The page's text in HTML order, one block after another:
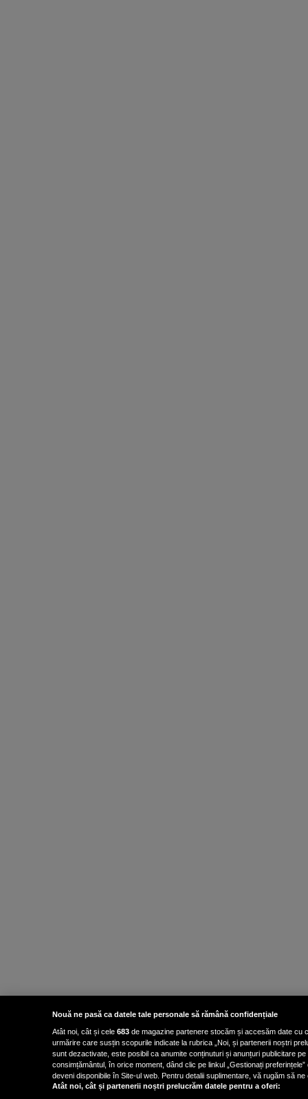
Nouă ne pasă ca datele tale personale să rămână confidențiale
Atât noi, cât și cele 683 de magazine partenere stocăm și accesăm date cu
urmărire care susțin scopurile indicate la rubrica „Noi, și partenerii noștri
sunt dezactivate, este posibil ca anumite conținuturi și anunțuri publicitare
consimțământul, în orice moment, dând clic pe linkul „Gestionați
deveni disponibile în Site-ul web. Pentru detalii suplimentare, vă rugăm să
Atât noi, cât și partenerii noștri prelucrăm datele pentru a oferi: